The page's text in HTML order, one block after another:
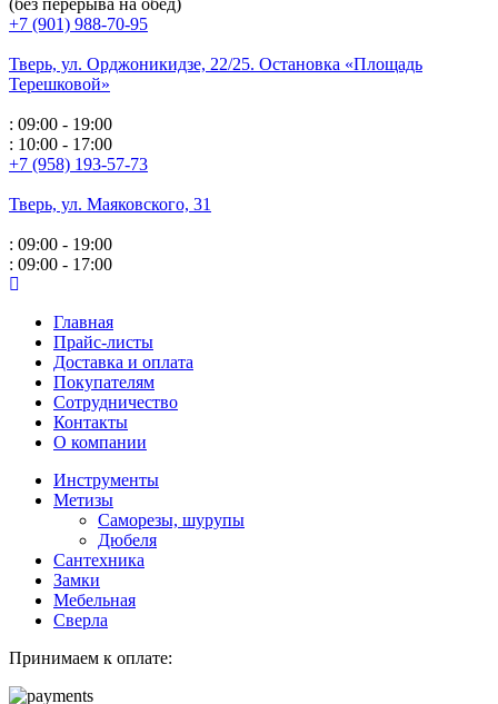
+7 (901) 988-70-95
Тверь, ул. Орджоникидзе, 22/25. Остановка «Площадь
Терешковой»
: 09:00 - 19:00
: 10:00 - 17:00
+7 (958) 193-57-73
Тверь, ул. Маяковского, 31
: 09:00 - 19:00
: 09:00 - 17:00
Главная
Прайс-листы
Доставка и оплата
Покупателям
Сотрудничество
Контакты
О компании
Инструменты
Метизы
Саморезы, шурупы
Дюбеля
Сантехника
Замки
Мебельная
Сверла
Принимаем к оплате: